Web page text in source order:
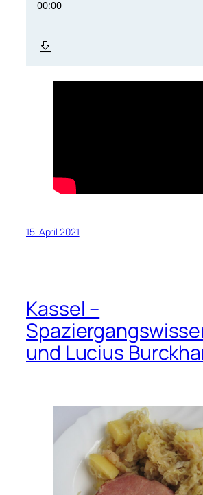
15. April 2021
Kassel –
und Lucius